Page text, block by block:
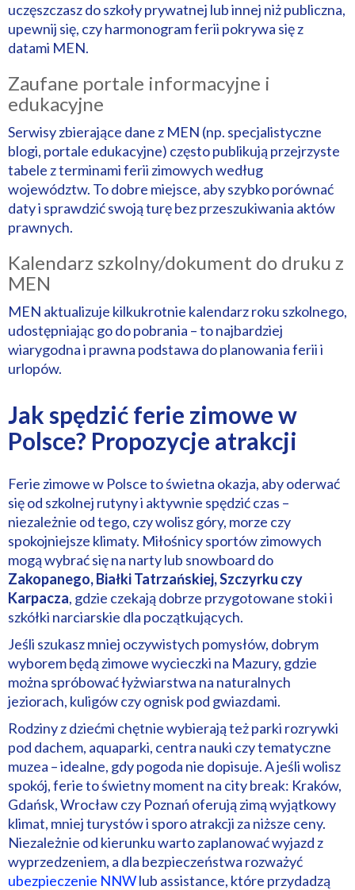
uczęszczasz do szkoły prywatnej lub innej niż publiczna,
upewnij się, czy harmonogram ferii pokrywa się z
datami MEN.
Zaufane portale informacyjne i
edukacyjne
Serwisy zbierające dane z MEN (np. specjalistyczne
blogi, portale edukacyjne) często publikują przejrzyste
tabele z terminami ferii zimowych według
województw. To dobre miejsce, aby szybko porównać
daty i sprawdzić swoją turę bez przeszukiwania aktów
prawnych.
Kalendarz szkolny/dokument do druku z
MEN
MEN aktualizuje kilkukrotnie kalendarz roku szkolnego,
udostępniając go do pobrania – to najbardziej
wiarygodna i prawna podstawa do planowania ferii i
urlopów.
Jak spędzić ferie zimowe w
Polsce? Propozycje atrakcji
Ferie zimowe w Polsce to świetna okazja, aby oderwać
się od szkolnej rutyny i aktywnie spędzić czas –
niezależnie od tego, czy wolisz góry, morze czy
spokojniejsze klimaty. Miłośnicy sportów zimowych
mogą wybrać się na narty lub snowboard do
Zakopanego, Białki Tatrzańskiej, Szczyrku czy
Karpacza, gdzie czekają dobrze przygotowane stoki i
szkółki narciarskie dla początkujących.
Jeśli szukasz mniej oczywistych pomysłów, dobrym
wyborem będą zimowe wycieczki na Mazury, gdzie
można spróbować łyżwiarstwa na naturalnych
jeziorach, kuligów czy ognisk pod gwiazdami.
Rodziny z dziećmi chętnie wybierają też parki rozrywki
pod dachem, aquaparki, centra nauki czy tematyczne
muzea – idealne, gdy pogoda nie dopisuje. A jeśli wolisz
spokój, ferie to świetny moment na city break: Kraków,
Gdańsk, Wrocław czy Poznań oferują zimą wyjątkowy
klimat, mniej turystów i sporo atrakcji za niższe ceny.
Niezależnie od kierunku warto zaplanować wyjazd z
wyprzedzeniem, a dla bezpieczeństwa rozważyć
ubezpieczenie NNWlub assistance, które przydadzą